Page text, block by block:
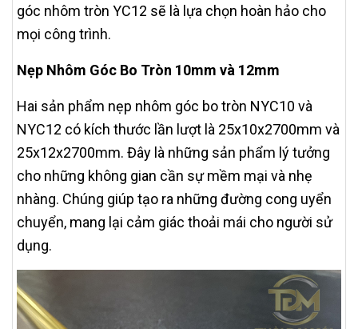
góc nhôm tròn YC12 sẽ là lựa chọn hoàn hảo cho
mọi công trình.
Nẹp Nhôm Góc Bo Tròn 10mm và 12mm
Hai sản phẩm nẹp nhôm góc bo tròn NYC10 và
NYC12 có kích thước lần lượt là 25x10x2700mm và
25x12x2700mm. Đây là những sản phẩm lý tưởng
cho những không gian cần sự mềm mại và nhẹ
nhàng. Chúng giúp tạo ra những đường cong uyển
chuyển, mang lại cảm giác thoải mái cho người sử
dụng.